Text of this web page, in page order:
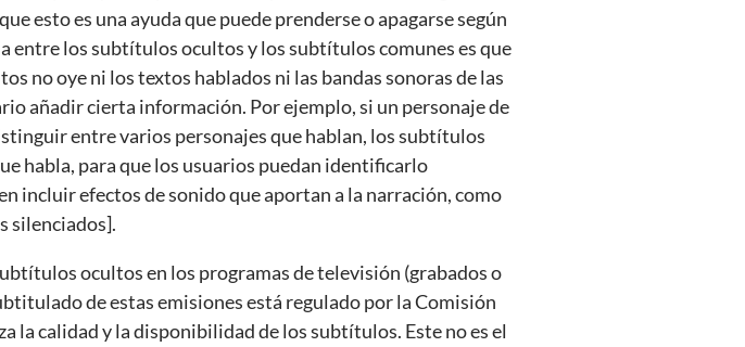
esto es una ayuda que puede prenderse o apagarse según
entre los subtítulos ocultos y los subtítulos comunes es que
no oye ni los textos hablados ni las bandas sonoras de las
añadir cierta información. Por ejemplo, si un personaje de
entre varios personajes que hablan, los subtítulos
habla, para que los usuarios puedan identificarlo
incluir efectos de sonido que aportan a la narración, como
silenciados].
ocultos en los programas de televisión (grabados o
de estas emisiones está regulado por la Comisión
la calidad y la disponibilidad de los subtítulos. Este no es el